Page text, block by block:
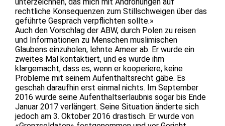
rechtliche Konsequenzen zum Stillschweigen über das
geführte Gespräch verpflichten sollte.»
Auch den Vorschlag der ABW, durch Polen zu reisen
und Informationen zu Menschen muslimischen
Glaubens einzuholen, lehnte Ameer ab. Er wurde ein
zweites Mal kontaktiert, und es wurde ihm
klargemacht, dass es, wenn er kooperiere, keine
Probleme mit seinem Aufenthaltsrecht gäbe. Es
geschah daraufhin erst einmal nichts. Im September
2016 wurde seine Aufenthaltserlaubnis sogar bis Ende
Januar 2017 verlängert. Seine Situation änderte sich
jedoch am 3. Oktober 2016 drastisch. Er wurde von